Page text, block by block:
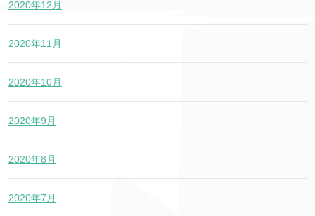
2020年12月
2020年11月
2020年10月
2020年9月
2020年8月
2020年7月